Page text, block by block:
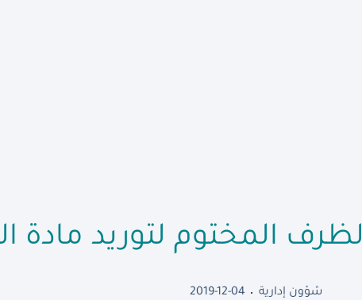
المختوم لتوريد مادة
شؤون إدارية 2019-12-04